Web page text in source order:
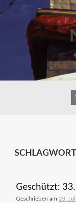
Zum
Inhalt
Geschützt:
Geschrieben am 23.